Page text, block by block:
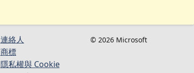
連絡人​​
商標
隱私權與 Cookie
© 2026 Microsoft